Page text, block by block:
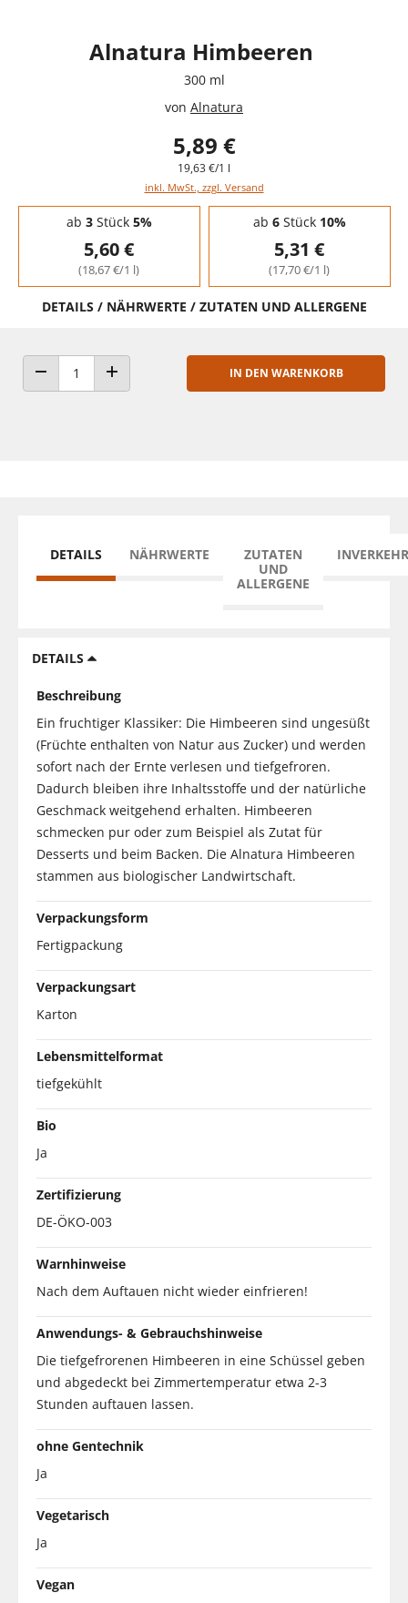
Alnatura Himbeeren
300 ml
von Alnatura
5,89 €
19,63 €/1 l
inkl. MwSt., zzgl. Versand
Staffelpreise - Mengenrabatt
ab 3Stück 5%
5,60 €
(18,67 €/1 l)
ab 6Stück 10%
5,31 €
(17,70 €/1 l)
DETAILS / NÄHRWERTE / ZUTATEN UND ALLERGENE
ANZAHL VERRINGERNANZAHL ERHÖHEN
IN DEN WARENKORB
DETAILS NÄHRWERTE
ZUTATEN
UND
ALLERGENE
DETAILS
Beschreibung
Ein fruchtiger Klassiker: Die Himbeeren sind ungesüßt
(Früchte enthalten von Natur aus Zucker) und werden
sofort nach der Ernte verlesen und tiefgefroren.
Dadurch bleiben ihre Inhaltsstoffe und der natürliche
Geschmack weitgehend erhalten. Himbeeren
schmecken pur oder zum Beispiel als Zutat für
Desserts und beim Backen. Die Alnatura Himbeeren
stammen aus biologischer Landwirtschaft.
Verpackungsform
Fertigpackung
Verpackungsart
Karton
Lebensmittelformat
tiefgekühlt
Bio
Ja
Zertifizierung
DE-ÖKO-003
Warnhinweise
Nach dem Auftauen nicht wieder einfrieren!
Anwendungs- & Gebrauchshinweise
Die tiefgefrorenen Himbeeren in eine Schüssel geben
und abgedeckt bei Zimmertemperatur etwa 2-3
Stunden auftauen lassen.
ohne Gentechnik
Ja
Vegetarisch
Ja
Vegan